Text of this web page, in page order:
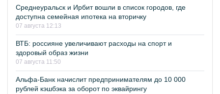
Среднеуральск и Ирбит вошли в список городов, где
доступна семейная ипотека на вторичку
07 августа 12:13
ВТБ: россияне увеличивают расходы на спорт и
здоровый образ жизни
07 августа 11:50
Альфа-Банк начислит предпринимателям до 10 000
рублей кэшбэка за оборот по эквайрингу